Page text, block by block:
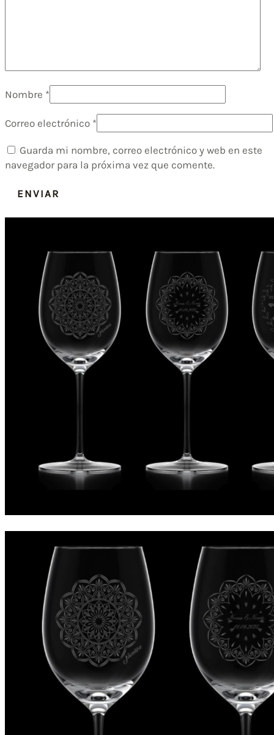
Nombre *
Correo electrónico *
Guarda mi nombre, correo electrónico y web en este
navegador para la próxima vez que comente.